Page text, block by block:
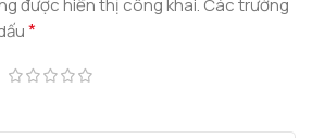
được hiển thị công khai. Các trường
*